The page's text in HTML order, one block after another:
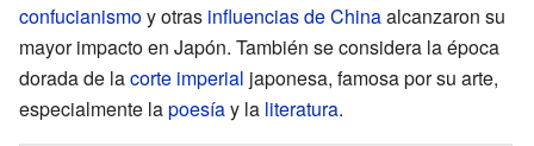
confucianismoy otras influencias de Chinaalcanzaron su
mayor impacto en Japón. También se considera la época
dorada de lacorte imperial japonesa, famosa por su arte,
especialmente lapoesíay la literatura.